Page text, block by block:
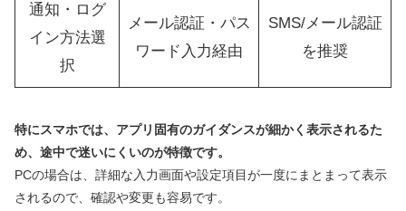
通知・ログ
イン方法選
択
メール認証・パス
ワード入力経由
SMS/メール認証
を推奨
特にスマホでは、アプリ固有のガイダンスが細かく表示されるた
め、途中で迷いにくいのが特徴です。
PCの場合は、詳細な入力画面や設定項目が一度にまとまって表示
されるので、確認や変更も容易です。